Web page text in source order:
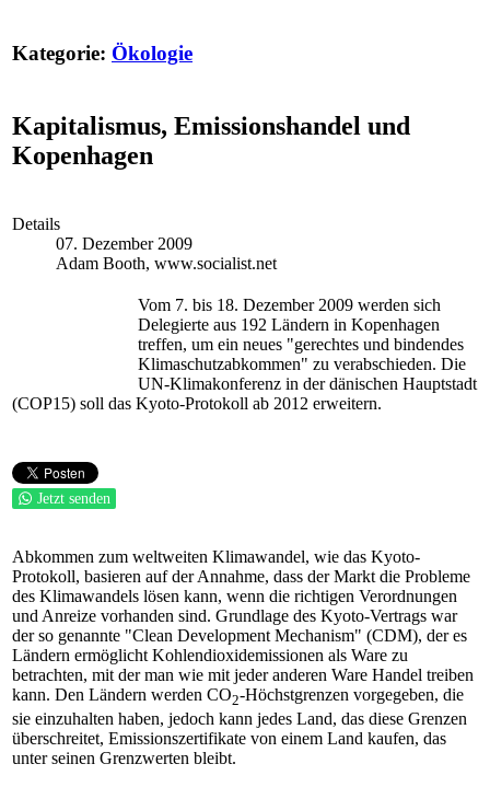
Kategorie: Ökologie
Kapitalismus, Emissionshandel und
Kopenhagen
Details
07. Dezember 2009
Adam Booth, www.socialist.net
Vom 7. bis 18. Dezember 2009 werden sich
Delegierte aus 192 Ländern in Kopenhagen
treffen, um ein neues "gerechtes und bindendes
Klimaschutzabkommen" zu verabschieden. Die
UN-Klimakonferenz in der dänischen Hauptstadt
(COP15) soll das Kyoto-Protokoll ab 2012 erweitern.
Jetzt senden
Abkommen zum weltweiten Klimawandel, wie das Kyoto-
Protokoll, basieren auf der Annahme, dass der Markt die Probleme
des Klimawandels lösen kann, wenn die richtigen Verordnungen
und Anreize vorhanden sind. Grundlage des Kyoto-Vertrags war
der so genannte "Clean Development Mechanism" (CDM), der es
Ländern ermöglicht Kohlendioxidemissionen als Ware zu
betrachten, mit der man wie mit jeder anderen Ware Handel treiben
kann. Den Ländern werden CO2-Höchstgrenzen vorgegeben, die
sie einzuhalten haben, jedoch kann jedes Land, das diese Grenzen
überschreitet, Emissionszertifikate von einem Land kaufen, das
unter seinen Grenzwerten bleibt.